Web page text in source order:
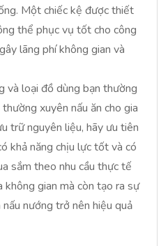
Một chiếc kệ được thiết
thể phục vụ tốt cho công
lãng phí không gian và
và loại đồ dùng bạn thường
xuyên nấu ăn cho gia
trữ nguyên liệu, hãy ưu tiên
khả năng chịu lực tốt và có
sắm theo nhu cầu thực tế
gian mà còn tạo ra sự
nướng trở nên hiệu quả